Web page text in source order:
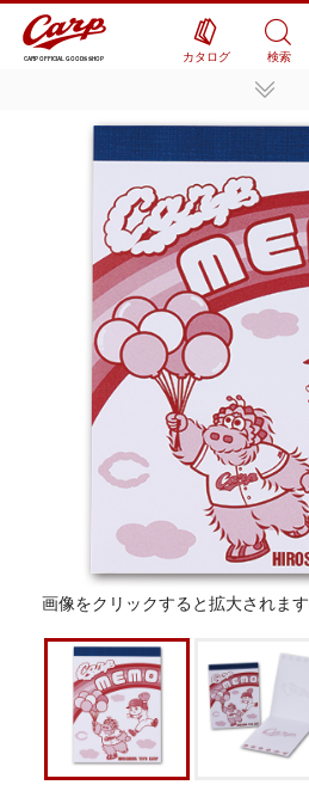
CARP OFFICIAL GOODS SHOP カタログ 検索
画像をクリックすると拡大されます